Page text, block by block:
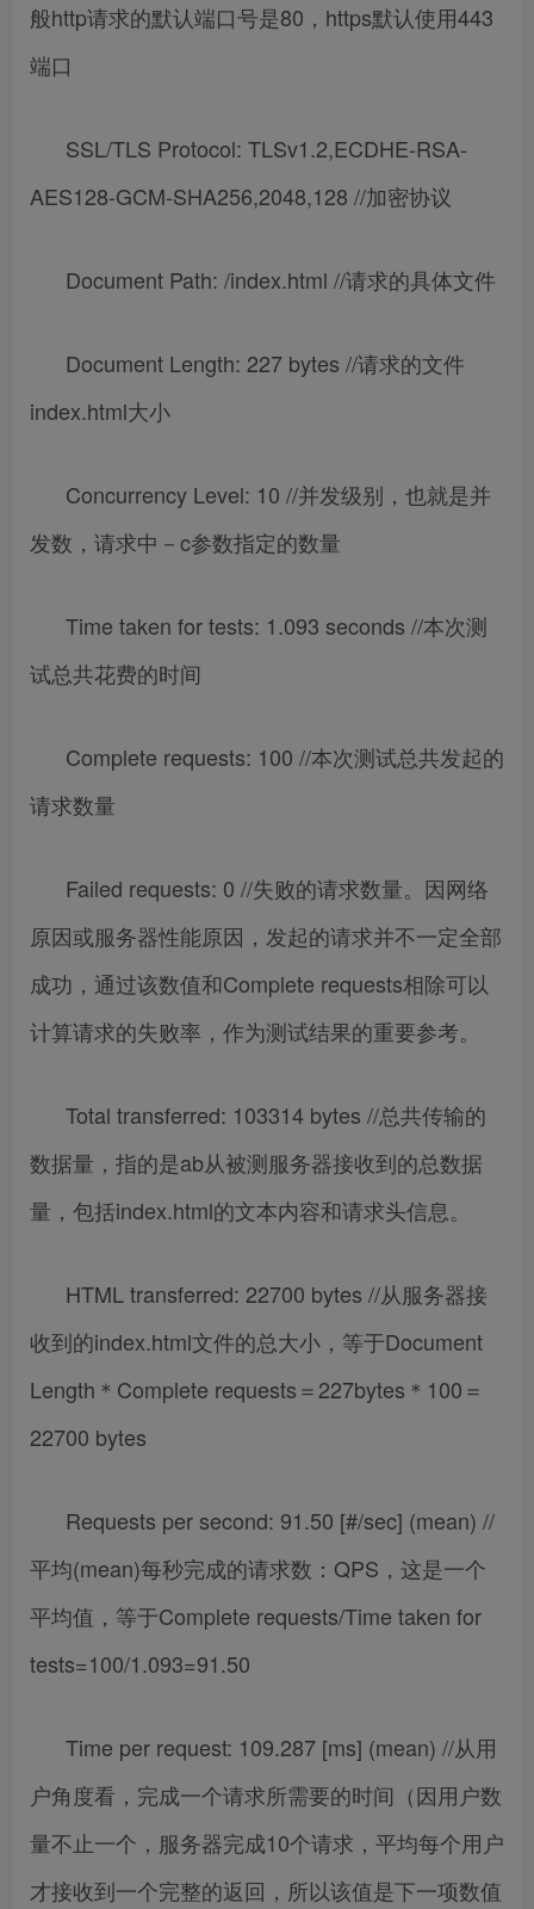
般http请求的默认端口号是80，https默认使用443
端口
SSL/TLS Protocol: TLSv1.2,ECDHE-RSA-
AES128-GCM-SHA256,2048,128 //加密协议
Document Path: /index.html //请求的具体文件
Document Length: 227 bytes //请求的文件
index.html大小
Concurrency Level: 10 //并发级别，也就是并
发数，请求中－c参数指定的数量
Time taken for tests: 1.093 seconds //本次测
试总共花费的时间
Complete requests: 100 //本次测试总共发起的
请求数量
Failed requests: 0 //失败的请求数量。因网络
原因或服务器性能原因，发起的请求并不一定全部
成功，通过该数值和Complete requests相除可以
计算请求的失败率，作为测试结果的重要参考。
Total transferred: 103314 bytes //总共传输的
数据量，指的是ab从被测服务器接收到的总数据
量，包括index.html的文本内容和请求头信息。
HTML transferred: 22700 bytes //从服务器接
收到的index.html文件的总大小，等于Document
Length＊Complete requests＝227bytes＊100＝
22700 bytes
Requests per second: 91.50 [#/sec] (mean) //
平均(mean)每秒完成的请求数：QPS，这是一个
平均值，等于Complete requests/Time taken for
tests=100/1.093=91.50
Time per request: 109.287 [ms] (mean) //从用
户角度看，完成一个请求所需要的时间（因用户数
量不止一个，服务器完成10个请求，平均每个用户
才接收到一个完整的返回，所以该值是下一项数值